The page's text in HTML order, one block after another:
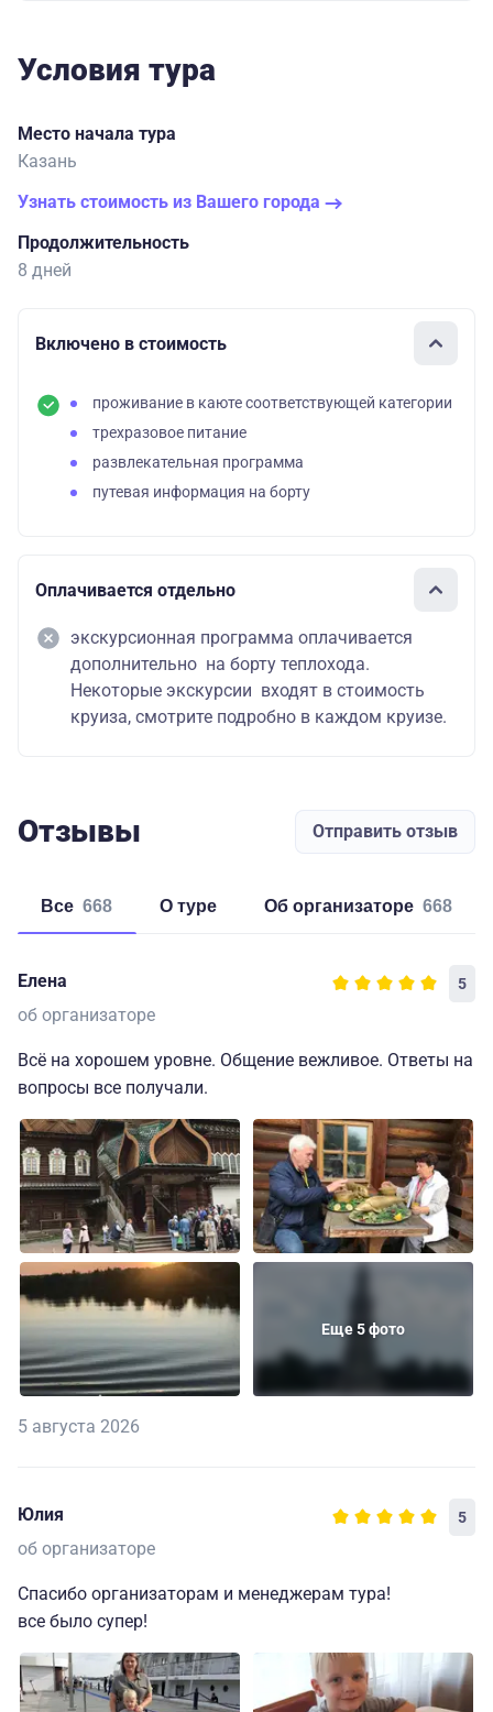
Условия тура
Место начала тура
Казань
Узнать стоимость из Вашего города
Продолжительность
8 дней
Включено в стоимость
проживание в каюте соответствующей категории
трехразовое питание
развлекательная программа
путевая информация на борту
Оплачивается отдельно
экскурсионная программа оплачивается
дополнительно на борту теплохода.
Некоторые экскурсии входят в стоимость
круиза, смотрите подробно в каждом круизе.
Отзывы Отправить отзыв
Все 668 о туре об организаторе 668
Елена 5
об организаторе
Всё на хорошем уровне. Общение вежливое. Ответы на
вопросы все получали.
Еще 5 фото
5 августа 2026
Юлия 5
об организаторе
Спасибо организаторам и менеджерам тура!
все было супер!